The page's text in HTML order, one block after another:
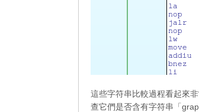
這些字符串比較過程看起來
查它們是否含有字符串「